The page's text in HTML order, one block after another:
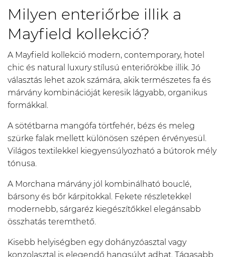
Milyen enteriőrbe illik a
Mayfield kollekció?
A Mayfield kollekció modern, contemporary, hotel
chic és natural luxury stílusú enteriőrökbe illik. Jó
választás lehet azok számára, akik természetes fa és
márvány kombinációját keresik lágyabb, organikus
formákkal.
A sötétbarna mangófa törtfehér, bézs és meleg
szürke falak mellett különösen szépen érvényesül.
Világos textilekkel kiegyensúlyozható a bútorok mély
tónusa.
A Morchana márvány jól kombinálható bouclé,
bársony és bőr kárpitokkal. Fekete részletekkel
modernebb, sárgaréz kiegészítőkkel elegánsabb
összhatás teremthető.
Kisebb helyiségben egy dohányzóasztal vagy
konzolasztal is elegendő hangsúlyt adhat. Tágasabb